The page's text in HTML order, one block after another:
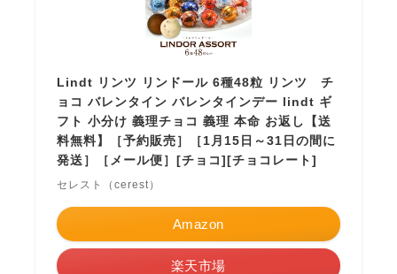
Lindt リンツ リンドール 6種48粒 リンツ チ
ョコ バレンタイン バレンタインデー lindt ギ
フト 小分け 義理チョコ 義理 本命 お返し【送
料無料】［予約販売］［1月15日～31日の間に
発送］［メール便］[チョコ][チョコレート]
セレスト（cerest）
Amazon
楽天市場